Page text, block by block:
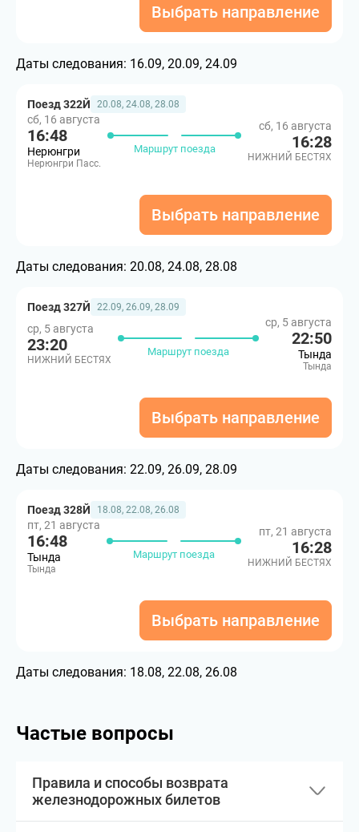
Выбрать направление
Даты следования: 16.09, 20.09, 24.09
Поезд 322Й 20.08, 24.08, 28.08
сб, 16 августа
16:48
Нерюнгри
Нерюнгри Пасс.
Маршрут поезда
сб, 16 августа
16:28
НИЖНИЙ БЕСТЯХ
Выбрать направление
Даты следования: 20.08, 24.08, 28.08
Поезд 327Й 22.09, 26.09, 28.09
ср, 5 августа
23:20
НИЖНИЙ БЕСТЯХ
Маршрут поезда
ср, 5 августа
22:50
Тында
Тында
Выбрать направление
Даты следования: 22.09, 26.09, 28.09
Поезд 328Й 18.08, 22.08, 26.08
пт, 21 августа
16:48
Тында
Тында
Маршрут поезда
пт, 21 августа
16:28
НИЖНИЙ БЕСТЯХ
Выбрать направление
Даты следования: 18.08, 22.08, 26.08
Частые вопросы
Правила и способы возврата
железнодорожных билетов